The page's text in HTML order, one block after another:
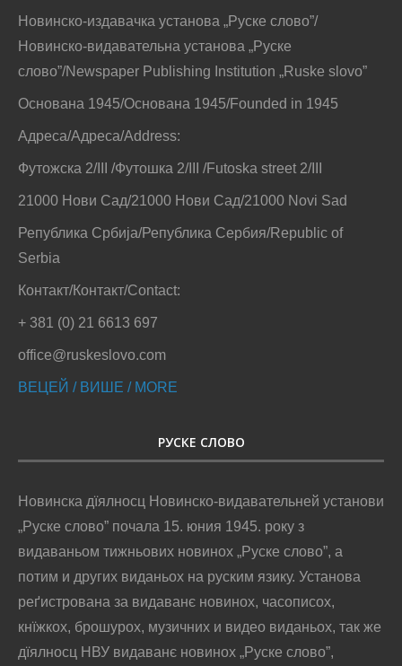
Новинско-издавачка установа „Руске слово”/
Новинско-видавательна установа „Руске
слово”/Newspaper Publishing Institution „Ruske slovo”
Основана 1945/Основана 1945/Founded in 1945
Адреса/Адреса/Address:
Футожска 2/III /Футошка 2/III /Futoska street 2/III
21000 Нови Сад/21000 Нови Сад/21000 Novi Sad
Република Србија/Република Сербия/Republic of
Serbia
Контакт/Контакт/Contact:
+ 381 (0) 21 6613 697
office@ruskeslovo.com
ВЕЦЕЙ / ВИШЕ / MORE
РУСКЕ СЛОВО
Новинска дїялносц Новинско-видавательней установи
„Руске слово” почала 15. юния 1945. року з
видаваньом тижньових новинох „Руске слово”, а
потим и других виданьох на руским язику. Установа
реґистрована за видаванє новинох, часописох,
кнїжкох, брошурох, музичних и видео виданьох, так же
дїялносц НВУ видаванє новинох „Руске слово”,